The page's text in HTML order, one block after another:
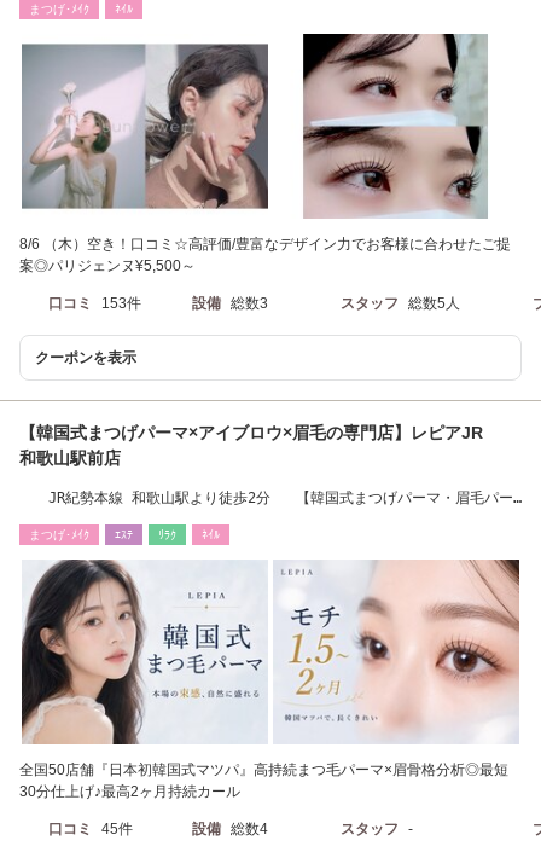
まつげ･ﾒｲｸ ﾈｲﾙ
8/6 （木）空き！口コミ☆高評価/豊富なデザイン力でお客様に合わせたご提
案◎パリジェンヌ¥5,500～
口コミ 153件 設備 総数3 スタッフ 総数5人
クーポンを表示
【韓国式まつげパーマ×アイブロウ×眉毛の専門店】レピアJR
和歌山駅前店
JR紀勢本線 和歌山駅より徒歩2分 【韓国式まつげパーマ・眉毛パー
まつげ･ﾒｲｸ ｴｽﾃ ﾘﾗｸ ﾈｲﾙ
全国50店舗『日本初韓国式マツパ』高持続まつ毛パーマ×眉骨格分析◎最短
30分仕上げ♪最高2ヶ月持続カール
口コミ 45件 設備 総数4 スタッフ -